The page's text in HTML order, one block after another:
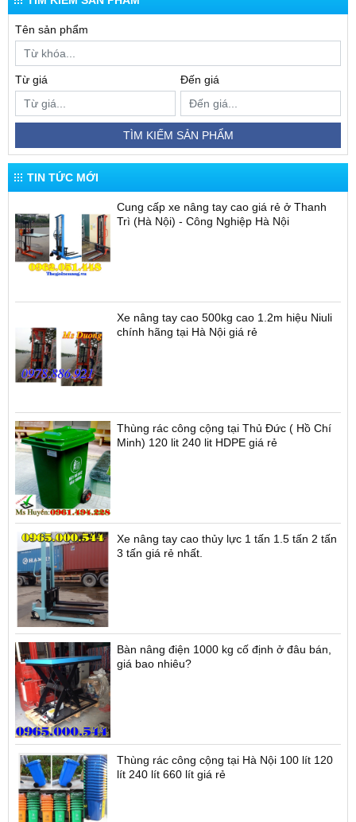
Tên sản phẩm
Từ giá Đến giá
TÌM KIẾM SẢN PHẨM
TIN TỨC MỚI
Cung cấp xe nâng tay cao giá rẻ ở Thanh
Trì (Hà Nội) - Công Nghiệp Hà Nội
Xe nâng tay cao 500kg cao 1.2m hiệu Niuli
chính hãng tại Hà Nội giá rẻ
Thùng rác công cộng tại Thủ Đức ( Hồ Chí
Minh) 120 lit 240 lit HDPE giá rẻ
Xe nâng tay cao thủy lực 1 tấn 1.5 tấn 2 tấn
3 tấn giá rẻ nhất.
Bàn nâng điện 1000 kg cố định ở đâu bán,
giá bao nhiêu?
Thùng rác công cộng tại Hà Nội 100 lít 120
lít 240 lít 660 lít giá rẻ